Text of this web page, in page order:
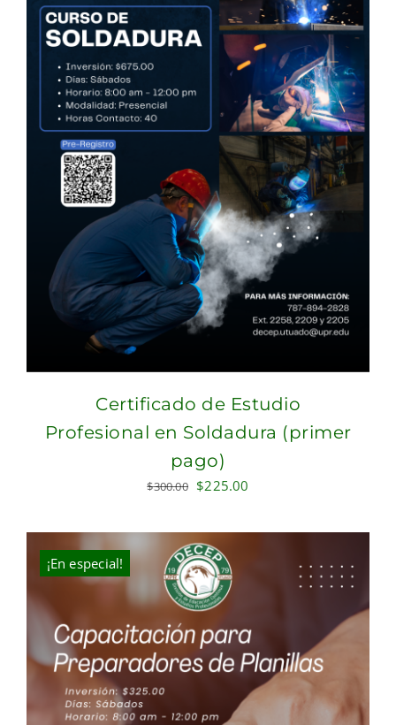
Certificado de Estudio
Profesional en Soldadura (primer
pago)
$300.00 Original
was:
$300.00.
$225.00
is:
¡En especial!